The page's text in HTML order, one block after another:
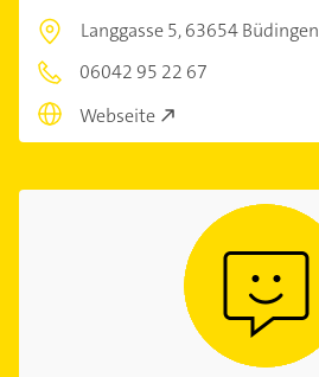
Langgasse 5,63654 Büdingen
06042 95 22 67
Webseite